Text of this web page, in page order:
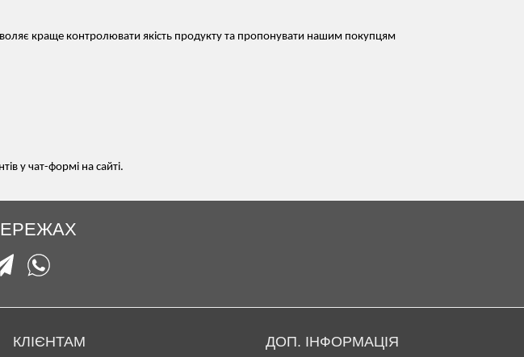
краще контролювати якість продукту та пропонувати нашим покупцям
у чат-формі на сайті.
КЛІЄНТАМ ДОП. ІНФОРМАЦІЯ